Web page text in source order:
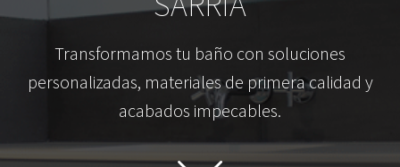
Transformamos tu baño con soluciones
personalizadas, materiales de primera calidad y
acabados impecables.